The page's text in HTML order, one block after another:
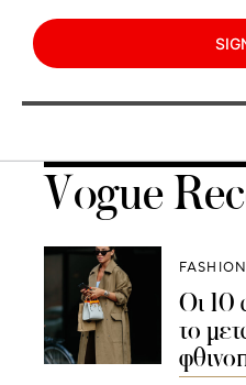
Vogue
FASHION
Οι 10
το